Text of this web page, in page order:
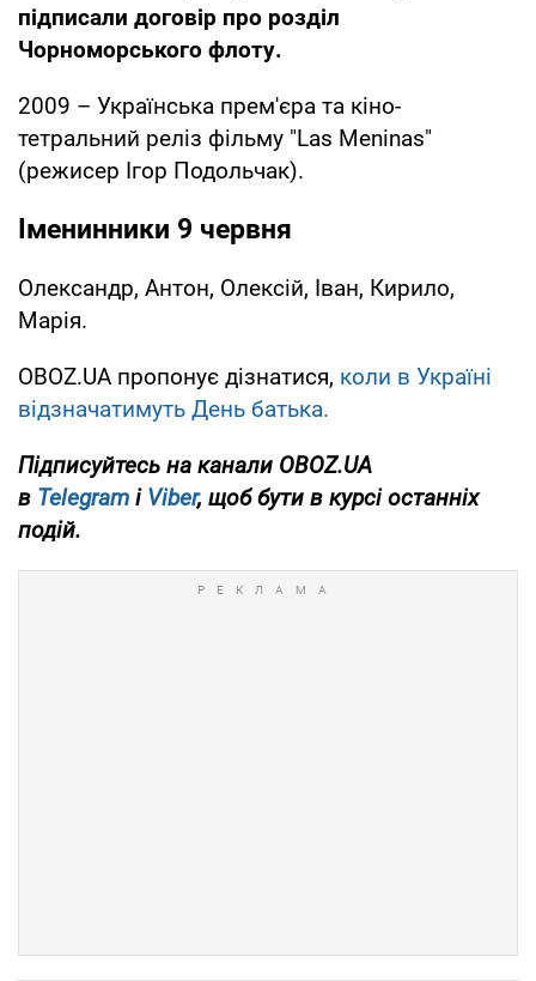
підписали договір про розділ
Чорноморського флоту.
2009 – Українська прем'єра та кіно-
тетральний реліз фільму "Las Meninas"
(режисер Ігор Подольчак).
Іменинники 9 червня
Олександр, Антон, Олексій, Іван, Кирило,
Марія.
OBOZ.UA пропонує дізнатися, коли в Україні
відзначатимуть День батька.
Підписуйтесь на канали OBOZ.UA
в Telegram і Viber, щоб бути в курсі останніх
подій.